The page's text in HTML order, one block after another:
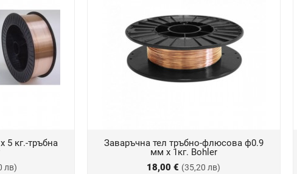
5 кг.-тръбна
лв)
Заваръчна тел тръбно-флюсова ф0.9
мм х 1кг. Bohler
18,00 € (35,20 лв)